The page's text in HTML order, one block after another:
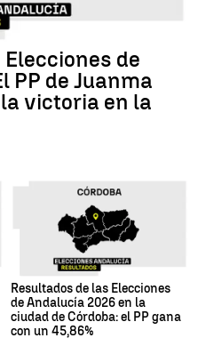
de
PP de Juanma
victoria en la
Resultados de las Elecciones
de Andalucía 2026 en la
ciudad de Córdoba: el PP gana
con un 45,86%